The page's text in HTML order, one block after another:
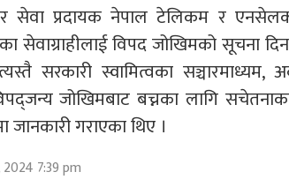
सेवा प्रदायक नेपाल टेलिकम र
सेवाग्राहीलाई विपद जोखिमको सूचना
सरकारी स्वामित्वका
जोखिमबाट बच्नका लागि
गराएका थिए ।
2024 7:39 pm